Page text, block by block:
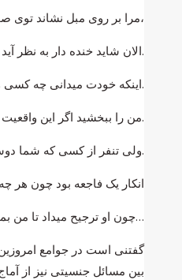
مرا بر روی مبل نشاند توی صورتم نگاه کرد و گفت : در جهنم سوخته خواهی شد یا ازایدز خواهی مرد،
الان شاید خنده دار به نظر آید ولی در 13 سالگی حرف دردناکی بود.
اینکه خودت میدانی چه کسی هستی ولی این فهم از تو گرفته میشود.
من را ببخشید اگر این واقعیت را نمیتوانید تصور کنید.
ولی تنفر از کسی که شما دوستش دارید چیزی نیست که بتوانید آنرا هضم نمایید.
انکار یک فاجعه بود چون هر چه
چون او ترجیح میداد تا من بمیرم تا اینکه موفق شوم…
گفتنی است در جوامع
بین مسائل جنسیتی نیز از